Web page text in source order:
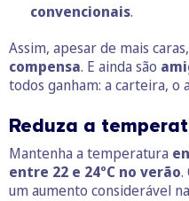
convencionais.
Assim, apesar de mais caras,
compensa. E ainda são
todos ganham: a carteira, o
Reduza a
Mantenha a temperatura
entre 22 e 24ºC no verão.
um aumento considerável